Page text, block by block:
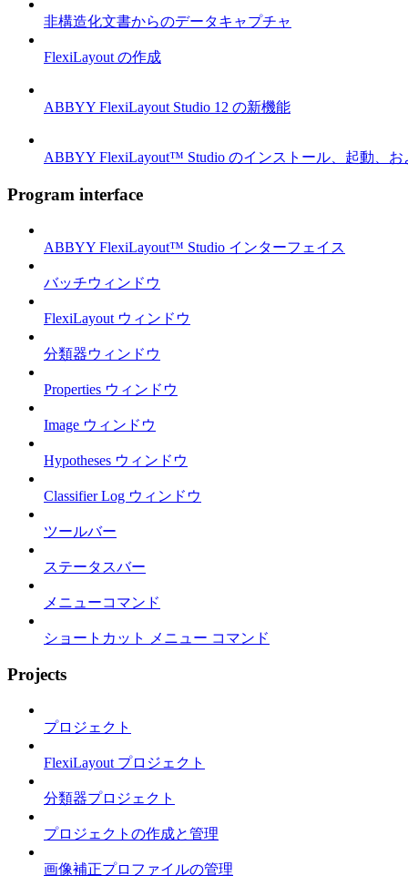
非構造化文書からのデータキャプチャ
FlexiLayout の作成
ABBYY FlexiLayout Studio 12 の新機能
ABBYY FlexiLayout™ Studio のインストール、起動、お
Program interface
ABBYY FlexiLayout™ Studio インターフェイス
バッチウィンドウ
FlexiLayout ウィンドウ
分類器ウィンドウ
Properties ウィンドウ
Image ウィンドウ
Hypotheses ウィンドウ
Classifier Log ウィンドウ
ツールバー
ステータスバー
メニューコマンド
ショートカット メニュー コマンド
Projects
プロジェクト
FlexiLayout プロジェクト
分類器プロジェクト
プロジェクトの作成と管理
画像補正プロファイルの管理